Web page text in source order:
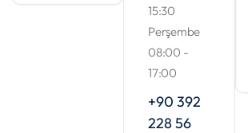
15:30
Perşembe
08:00 -
17:00
+90 392
228 56